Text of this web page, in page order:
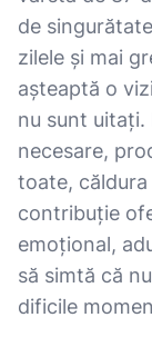
de
zilele și mai
așteaptă o
nu sunt uitați.
necesare,
toate, căldura
contribuție
emoțional,
să simtă că
dificile